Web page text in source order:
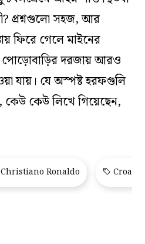
প্রশ্নগুলো সহজ, আর
ফিরে গেলে মাইনের
পোড়োবাড়ির দরজায় আরও
যায়। যে অস্পষ্ট হরফগুলি
কেউ লিখে গিয়েছেন,
Christiano Ronaldo Croatia